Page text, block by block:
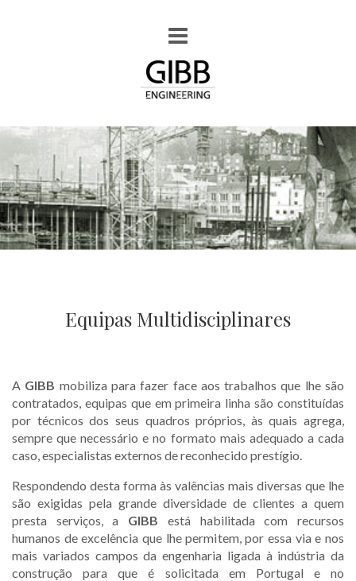
Equipas Multidisciplinares
A GIBB mobiliza para fazer face aos trabalhos que lhe são
contratados, equipas que em primeira linha são constituídas
por técnicos dos seus quadros próprios, às quais agrega,
sempre que necessário e no formato mais adequado a cada
caso, especialistas externos de reconhecido prestígio.
Respondendo desta forma às valências mais diversas que lhe
são exigidas pela grande diversidade de clientes a quem
presta serviços, a GIBB está habilitada com recursos
humanos de excelência que lhe permitem, por essa via e nos
mais variados campos da engenharia ligada à indústria da
construção para que é solicitada em Portugal e no